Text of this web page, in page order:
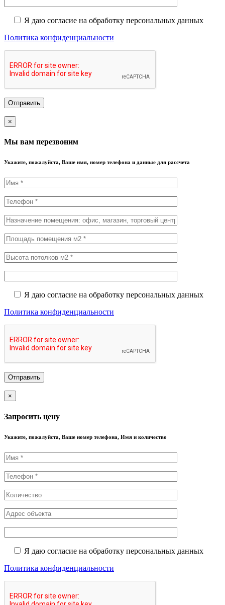
Я даю согласие на обработку персональных данных
Политика конфиденциальности
×
Мы вам перезвоним
Укажите, пожалуйста, Ваше имя, номер телефона и данные для рассчета
Я даю согласие на обработку персональных данных
Политика конфиденциальности
×
Запросить цену
Укажите, пожалуйста, Ваше номер телефона, Имя и количество
Я даю согласие на обработку персональных данных
Политика конфиденциальности